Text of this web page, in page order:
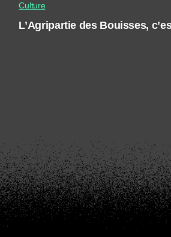
Culture
L’Agripartie des Bouisses,